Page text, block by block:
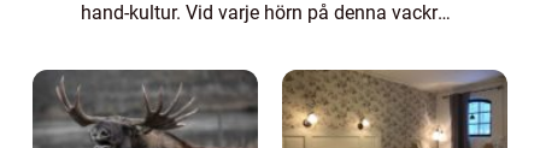
hand-kultur. Vid varje hörn på denna vackra
föremål som berättar historier från f...